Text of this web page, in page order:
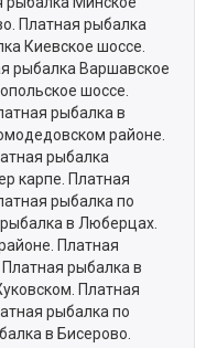
Платная рыбалка
Киевское шоссе.
рыбалка Варшавское
шоссе.
рыбалка в
районе.
рыбалка
карпе. Платная
рыбалка по
в Люберцах.
Платная
рыбалка в
Платная
рыбалка по
в Бисерово.